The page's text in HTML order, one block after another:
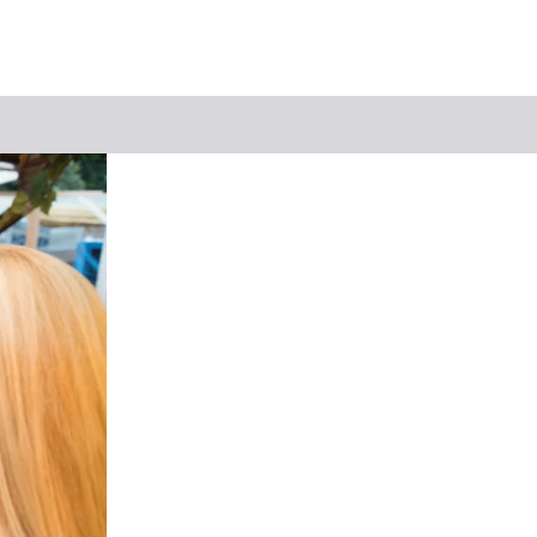
Suchbegriff
Das könnte Sie interessieren
Stadtführungen
Ausflugsziele
Wein
Wandern